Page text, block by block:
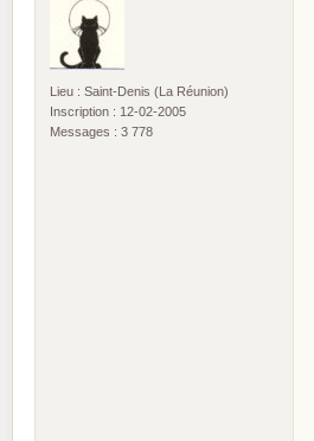
Lieu : Saint-Denis (La Réunion)
Inscription : 12-02-2005
Messages : 3 778